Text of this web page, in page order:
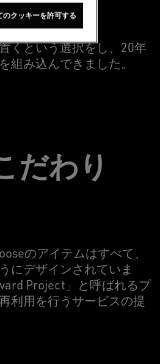
くという選択をし、20年
組み込んできました。
だわり
のアイテムはすべて、
にデザインされていま
Project」と呼ばれるプ
利用を行うサービスの提
のクッキーを許可する